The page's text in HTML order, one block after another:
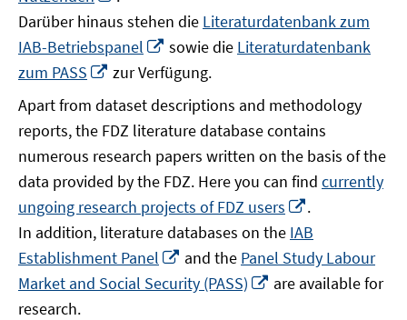
neuem
Fenster
öffnen
Darüber hinaus stehen die Literaturdatenbank zum
IAB-Betriebspanel
In
neuem
Fenster
öffnen
sowie die Literaturdatenbank
zum PASS
In
Fenster
öffnen
zur Verfügung.
Apart from dataset descriptions and methodology
reports, the FDZ literature database contains
numerous research papers written on the basis of the
data provided by the FDZ. Here you can find currently
ungoing research projects of FDZ users
neuem
Fenster
öffnen
.
In addition, literature databases on the IAB
Establishment Panel
In
neuem
Fenster
and the Panel Study Labour
Market and Social Security (PASS)
In
are available for
research.